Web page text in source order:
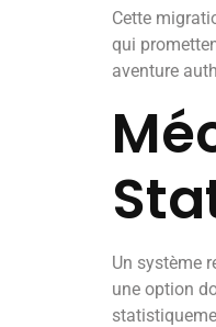
Cette
qui
aventure
Un système
une option